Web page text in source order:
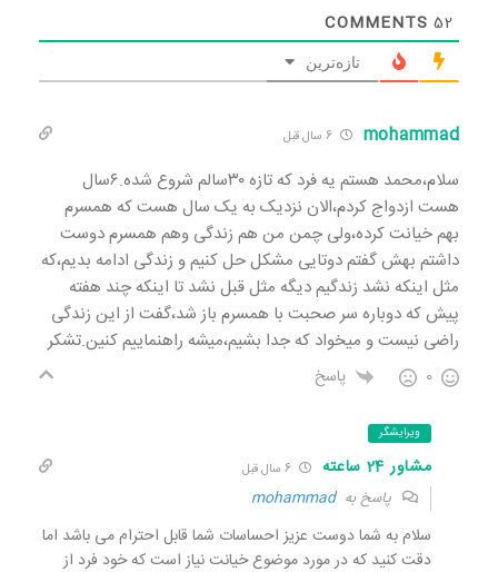
52
COMMENTS
تازه‌ترین
mohammad 6 سال قبل
سلام،محمد هستم یه فرد که تازه ۳۰سالم شروع شده.۶سال
هست ازدواج کردم،الان نزدیک به یک سال هست که همسرم
بهم خیانت کرده،ولی چمن من هم زندگی وهم همسرم دوست
داشتم بهش گفتم دوتایی مشکل حل کنیم و زندگی ادامه بدیم،که
مثل اینکه نشد زندگیم دیگه مثل قبل نشد تا اینکه چند هفته
پیش که دوباره سر صحبت با همسرم باز شد،گفت از این زندگی
راضی نیست و میخواد که جدا بشیم،میشه راهنماییم کنین.تشکر
0 پاسخ
ویرایشگر
مشاور 24 ساعته 6 سال قبل
پاسخ بهmohammad
سلام به شما دوست عزیز احساسات شما قابل احترام می باشد اما
دقت کنید که در مورد موضوع خیانت نیاز است که خود فرد از